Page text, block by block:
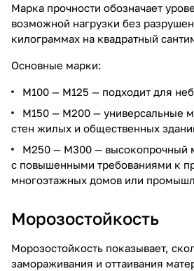
Марка прочности обозначает
возможной нагрузки без
килограммах на квадратный
Основные марки:
М100 — М125 — подходит для
М150 — М200 — универсальные
стен жилых и общественных
М250 — М300 — высокопрочный
с повышенными требованиями к
многоэтажных домов или
Морозостойкость
Морозостойкость показывает,
замораживания и оттаивания